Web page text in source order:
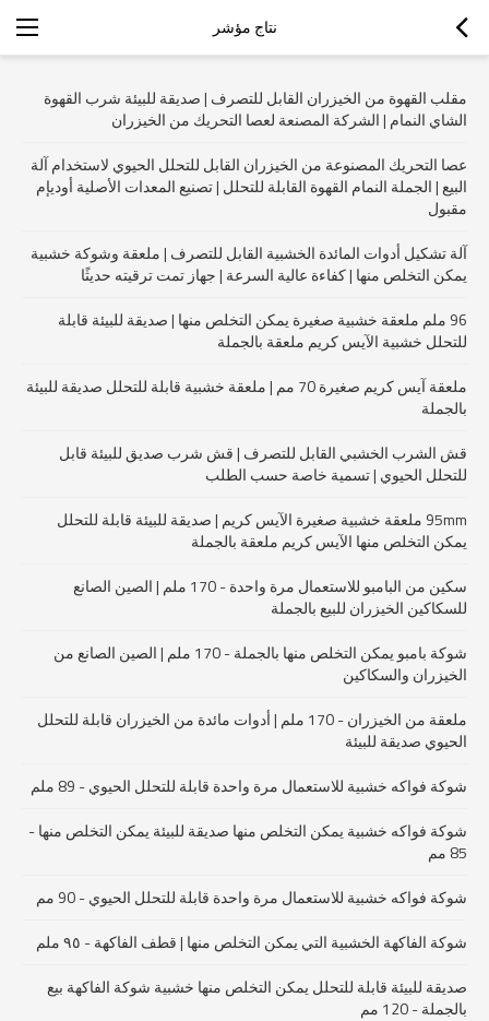
نتاج مؤشر
مقلب القهوة من الخيزران القابل للتصرف | صديقة للبيئة شرب القهوة
الشاي النمام | الشركة المصنعة لعصا التحريك من الخيزران
عصا التحريك المصنوعة من الخيزران القابل للتحلل الحيوي لاستخدام آلة
البيع | الجملة النمام القهوة القابلة للتحلل | تصنيع المعدات الأصلية أوديإم
مقبول
آلة تشكيل أدوات المائدة الخشبية القابل للتصرف | ملعقة وشوكة خشبية
يمكن التخلص منها | كفاءة عالية السرعة | جهاز تمت ترقيته حديثًا
96 ملم ملعقة خشبية صغيرة يمكن التخلص منها | صديقة للبيئة قابلة
للتحلل خشبية الآيس كريم ملعقة بالجملة
ملعقة آيس كريم صغيرة 70 مم | ملعقة خشبية قابلة للتحلل صديقة للبيئة
بالجملة
قش الشرب الخشبي القابل للتصرف | قش شرب صديق للبيئة قابل
للتحلل الحيوي | تسمية خاصة حسب الطلب
95mm ملعقة خشبية صغيرة الآيس كريم | صديقة للبيئة قابلة للتحلل
يمكن التخلص منها الآيس كريم ملعقة بالجملة
سكين من البامبو للاستعمال مرة واحدة - 170 ملم | الصين الصانع
للسكاكين الخيزران للبيع بالجملة
شوكة بامبو يمكن التخلص منها بالجملة - 170 ملم | الصين الصانع من
الخيزران والسكاكين
ملعقة من الخيزران - 170 ملم | أدوات مائدة من الخيزران قابلة للتحلل
الحيوي صديقة للبيئة
شوكة فواكه خشبية للاستعمال مرة واحدة قابلة للتحلل الحيوي - 89 ملم
شوكة فواكه خشبية يمكن التخلص منها صديقة للبيئة يمكن التخلص منها -
85 مم
شوكة فواكه خشبية للاستعمال مرة واحدة قابلة للتحلل الحيوي - 90 مم
شوكة الفاكهة الخشبية التي يمكن التخلص منها | قطف الفاكهة - ٩٥ ملم
صديقة للبيئة قابلة للتحلل يمكن التخلص منها خشبية شوكة الفاكهة بيع
بالجملة - 120 مم